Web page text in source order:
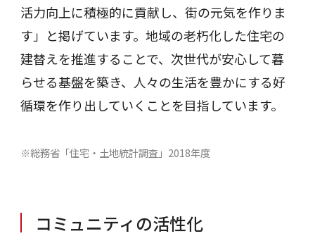
活力向上に積極的に貢献し、街の元気を作りま
す」と掲げています。地域の老朽化した住宅の
建替えを推進することで、次世代が安心して暮
らせる基盤を築き、人々の生活を豊かにする好
循環を作り出していくことを目指しています。
※総務省「住宅・土地統計調査」2018年度
コミュニティの活性化